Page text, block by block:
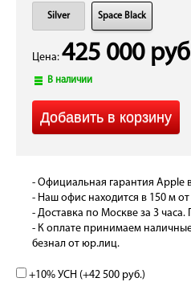
Silver Space Black
Цена: 425 000
В наличии
- Официальная гарантия Apple
- Наш офис находится в 150 м
- Доставка по Москве за 3 часа.
- К оплате принимаем
безнал от юр.лиц.
+10% УСН (+42 500 руб.)